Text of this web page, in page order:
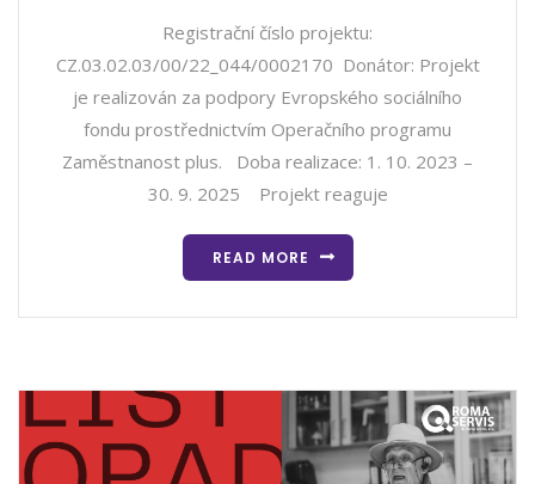
Registrační číslo projektu:
CZ.03.02.03/00/22_044/0002170 Donátor: Projekt
je realizován za podpory Evropského sociálního
fondu prostřednictvím Operačního programu
Zaměstnanost plus. Doba realizace: 1. 10. 2023 –
30. 9. 2025 Projekt reaguje
READ MORE